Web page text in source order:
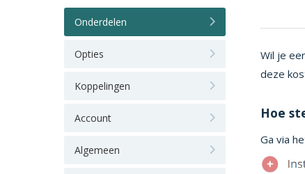
Onderdelen
Opties
Koppelingen
Account
Algemeen
Wil je
deze
Hoe
Ga via